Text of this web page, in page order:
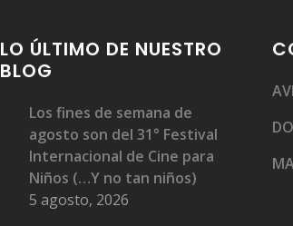
LO ÚLTIMO DE NUESTRO
BLOG
Los fines de semana de
agosto son del 31° Festival
Internacional de Cine para
Niños (…Y no tan niños)
5 agosto, 2026